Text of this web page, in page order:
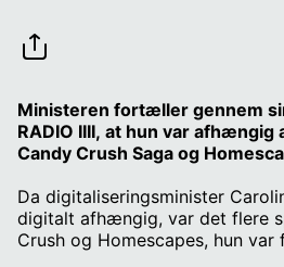
Ministeren fortæller gennem
RADIO IIII, at hun var afhængig
Candy Crush Saga og
Da digitaliseringsminister
digitalt afhængig, var det flere
Crush og Homescapes, hun var